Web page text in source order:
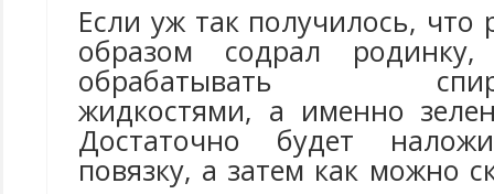
Если уж так получилось, что
образом содрал
обрабатывать
жидкостями, а именно
Достаточно будет
повязку, а затем как можно